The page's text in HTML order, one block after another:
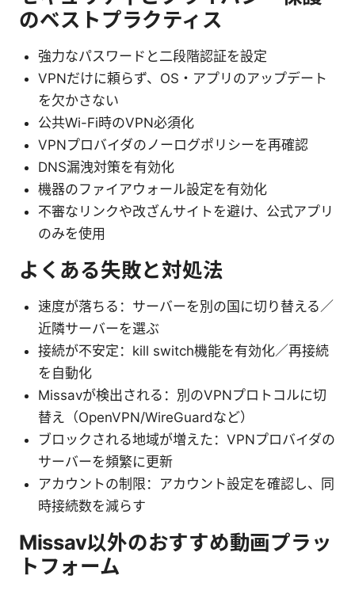
のベストプラクティス
強力なパスワードと二段階認証を設定
VPNだけに頼らず、OS・アプリのアップデート
を欠かさない
公共Wi-Fi時のVPN必須化
VPNプロバイダのノーログポリシーを再確認
DNS漏洩対策を有効化
機器のファイアウォール設定を有効化
不審なリンクや改ざんサイトを避け、公式アプリ
のみを使用
よくある失敗と対処法
速度が落ちる：サーバーを別の国に切り替える／
近隣サーバーを選ぶ
接続が不安定：kill switch機能を有効化／再接続
を自動化
Missavが検出される：別のVPNプロトコルに切
替え（OpenVPN/WireGuardなど）
ブロックされる地域が増えた：VPNプロバイダの
サーバーを頻繁に更新
アカウントの制限：アカウント設定を確認し、同
時接続数を減らす
Missav以外のおすすめ動画プラッ
トフォーム